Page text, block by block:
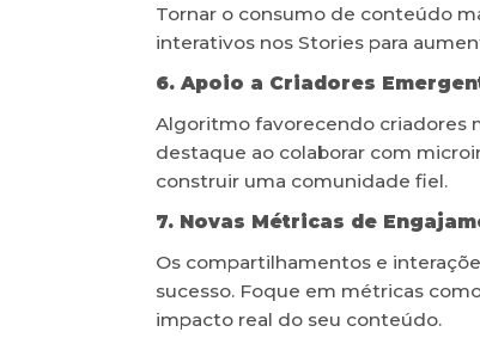
Tornar o consumo de conteúdo
interativos nos Stories para
6. Apoio a Criadores
Algoritmo favorecendo criadores
destaque ao colaborar com
construir uma comunidade fiel.
7. Novas Métricas de
Os compartilhamentos e
sucesso. Foque em métricas
impacto real do seu conteúdo.